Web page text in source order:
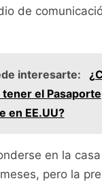
de
interesarte:
el Pasaporte
en EE.UU?
en la
pero la